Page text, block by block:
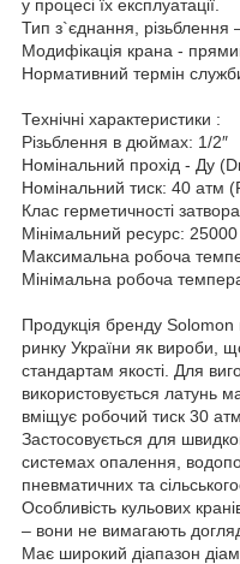
у процесі їх експлуатації.
Тип з`єднання, різьблення
Модифікація крана -
Нормативний термін
Технічні характеристики :
Різьблення в дюймах: 1/2″
Номінальний прохід - Ду
Номінальний тиск: 40 атм
Клас герметичності
Мінімальний ресурс: 25000
Максимальна робоча
Мінімальна робоча
Продукція бренду
ринку України як вироби,
стандартам якості. Для
використовується латунь
вміщує робочий тиск 30
Застосовується для
системах опалення,
пневматичних та
Особливість кульових
– вони не вимагають
Має широкий діапазон